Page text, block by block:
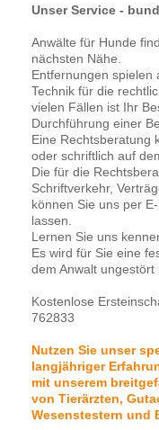
Unser Service -
Anwälte für Hunde
nächsten Nähe.
Entfernungen spielen
Technik für die
vielen Fällen ist Ihr
Durchführung einer
Eine Rechtsberatung
oder schriftlich auf
Die für die
Schriftverkehr,
können Sie uns per
lassen.
Lernen Sie uns
Es wird für Sie eine
dem Anwalt ungestört
Kostenlose
762833
Nutzen Sie unser
langjähriger
mit unserem
von Tierärzten,
Wesenstestern und